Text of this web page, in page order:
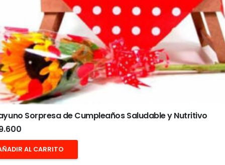
Sorpresa de Cumpleaños Saludable y Nutritivo
AL CARRITO